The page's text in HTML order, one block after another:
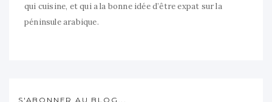
qui cuisine, et qui a la bonne idée d’être expat sur la
péninsule arabique.
S'ABONNER AU BLOG...